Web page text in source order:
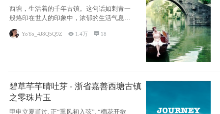
西塘，生活着的千年古镇。这句话如刺青一
般烙印在世人的印象中，浓郁的生活气息，
小桥流水
YoYo_4J8Q5Q9Z  1.4万  18
碧草芊芊晴吐芽 - 浙省嘉善西塘古镇
之零珠片玉
甲申立夏甫过, 正“熏风初入弦”, “榴花开欲